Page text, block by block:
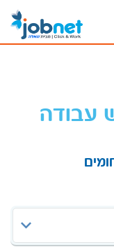
עבודה